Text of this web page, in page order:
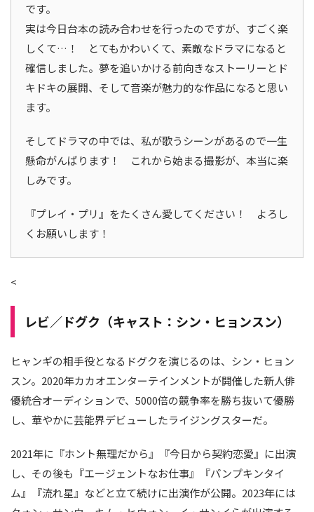
です。
実は今日台本の読み合わせを行ったのですが、すごく楽
しくて…！ とてもかわいくて、素敵なドラマになると
確信しました。夢を追いかける前向きなストーリーとド
キドキの展開、そして音楽が魅力的な作品になると思い
ます。
そしてドラマの中では、私が歌うシーンがあるので一生
懸命がんばります！ これから始まる撮影が、本当に楽
しみです。
『プレイ・プリ』をたくさん愛してください！ よろし
くお願いします！
<
レビ／ドグク（キャスト：シン・ヒョンスン）
ヒャンギの相手役となるドグクを演じるのは、シン・ヒョン
スン。2020年カカオエンターテインメントが開催した新人俳
優統合オーディションで、5000倍の競争率を勝ち抜いて優勝
し、華やかに芸能界デビューしたライジングスターだ。
2021年に『ホント無理だから』『今日から契約恋愛』に出演
し、その後も『エージェントなお仕事』『パンプキンタイ
ム』『流れ星』などと立て続けに出演作が公開。2023年には